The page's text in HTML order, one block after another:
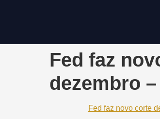
Fed faz
dezembro
Fed faz novo corte